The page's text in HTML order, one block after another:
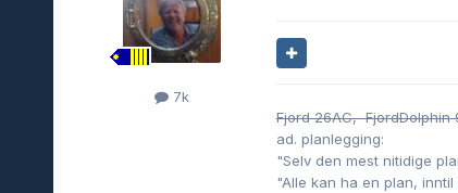
7k
Fjord 26AC,
ad. planlegging:
"Selv den mest nitidige
"Alle kan ha en plan,